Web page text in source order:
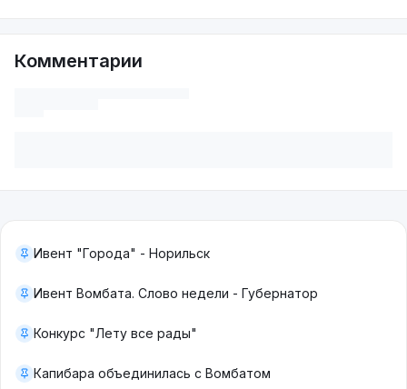
Комментарии
Ивент "Города" - Норильск
Ивент Вомбата. Слово недели - Губернатор
Конкурс "Лету все рады"
Капибара объединилась с Вомбатом